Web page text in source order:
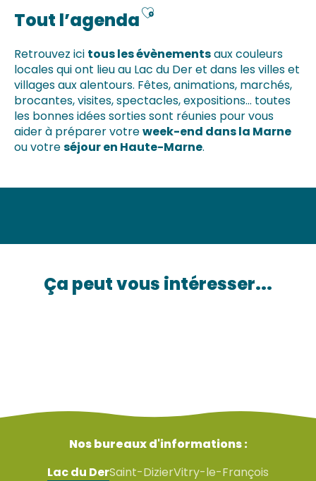
Tout l’agendaAjouter aux favoris
Retrouvez ici tous les évènementsaux couleurs
locales qui ont lieu au Lac du Der et dans les villes et
villages aux alentours. Fêtes, animations, marchés,
brocantes, visites, spectacles, expositions… toutes
les bonnes idées sorties sont réunies pour vous
aider à préparer votreweek-end dans la Marne
ou votreséjour en Haute-Marne.
Théâtre équestre: Iselda
Une Place au Soleil
Les Légendes du Der
Ça peut vous intéresser...
Nos bureaux d'informations :
Lac du DerSaint-DizierVitry-le-François